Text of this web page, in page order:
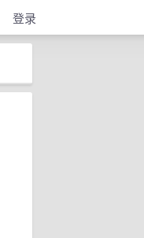
登录